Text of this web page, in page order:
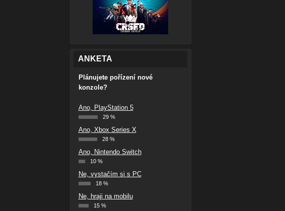
ANKETA
Plánujete pořízení nové
konzole?
Ano, PlayStation 5
29 %
Ano, Xbox Series X
28 %
Ano, Nintendo Switch
10 %
Ne, vystačím si s PC
18 %
Ne, hraji na mobilu
15 %